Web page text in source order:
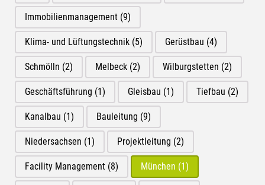
Immobilienmanagement (9)
Klima- und Lüftungstechnik (5) Gerüstbau (4)
Schmölln (2) Melbeck (2) Wilburgstetten (2)
Geschäftsführung (1) Gleisbau (1) Tiefbau (2)
Kanalbau (1) Bauleitung (9)
Niedersachsen (1) Projektleitung (2)
Facility Management (8) München (1)